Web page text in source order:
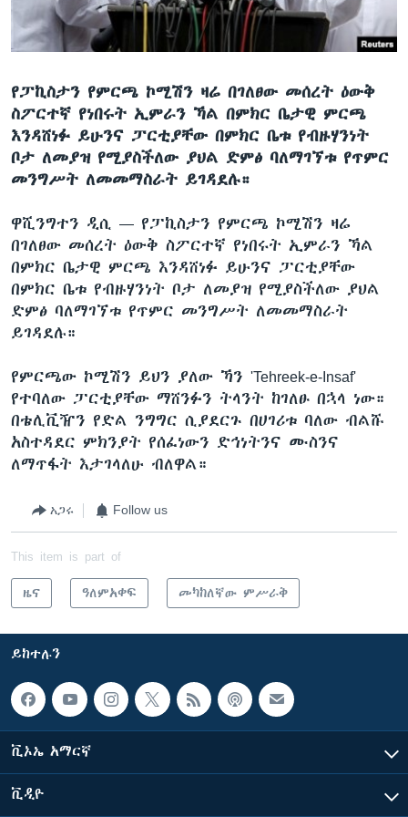
የፓኪስታን የምርጫ ኮሚሽን ዛሬ በገለፀው መሰረት ዕውቅ
ስፖርተኛ የነበሩት ኢምራን ኻል በምክር ቤታዊ ምርጫ
እንዳሸነፉ ይሁንና ፓርቲያቸው በምክር ቤቱ የብዙሃንነት
ቦታ ለመያዝ የሚያስችለው ያህል ድምፅ ባለማገኘቱ የጥምር
መንግሥት ለመመማስራት ይገዳደሉ።
ዋሺንግተን ዲሲ — የፓኪስታን የምርጫ ኮሚሽን ዛሬ
በገለፀው መሰረት ዕውቅ ስፖርተኛ የነበሩት ኢምራን ኻል
በምክር ቤታዊ ምርጫ እንዳሸነፉ ይሁንና ፓርቲያቸው
በምክር ቤቱ የብዙሃንነት ቦታ ለመያዝ የሚያስችለው ያህል
ድምፅ ባለማገኘቱ የጥምር መንግሥት ለመመማስራት
ይገዳደሉ።
የምርጫው ኮሚሽን ይህን ያለው ኻን 'Tehreek-e-Insaf'
የተባለው ፓርቲያቸው ማሸንፉን ትላንት ከገለፁ በኋላ ነው።
በቴሊቪዥን የድል ንግግር ሲያደርጉ በሀገሪቱ ባለው ብልሹ
አስተዳደር ምክንያት የሰፈነውን ድኅነትንና ሙስንና
ለማጥፋት እታገላለሁ ብለዋል።
አጋሩ Follow us
This item is part of
ዜና ዓለምአቀፍ መካከለኛው ምሥራቅ
ይከተሉን
ቪኦኤ አማርኛ
ቪዲዮ